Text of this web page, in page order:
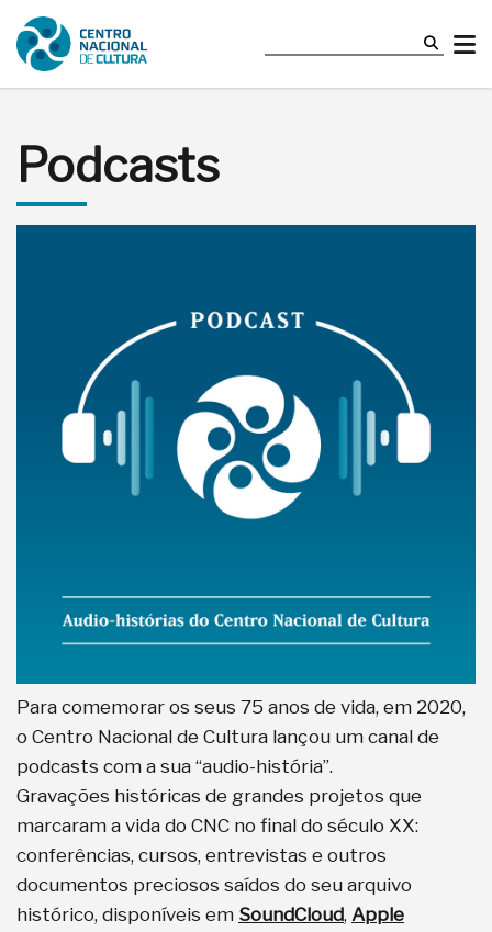
Podcasts
Para comemorar os seus 75 anos de vida, em 2020,
o Centro Nacional de Cultura lançou um canal de
podcasts com a sua “audio-história”.
Gravações históricas de grandes projetos que
marcaram a vida do CNC no final do século XX:
conferências, cursos, entrevistas e outros
documentos preciosos saídos do seu arquivo
histórico, disponíveis em SoundCloud, Apple